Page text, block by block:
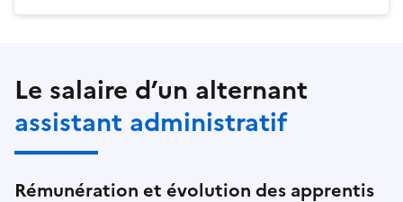
Le salaire d’un alternant
assistant administratif
Rémunération et évolution des apprentis